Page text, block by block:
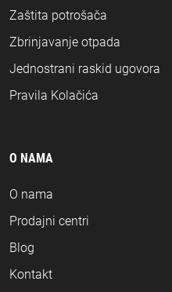
Zaštita potrošača
Zbrinjavanje otpada
Jednostrani raskid ugovora
Pravila Kolačića
O NAMA
O nama
Prodajni centri
Blog
Kontakt